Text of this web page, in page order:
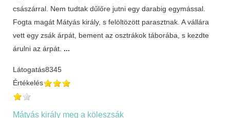
császárral. Nem tudtak dűlőre jutni egy darabig egymással.
Fogta magát Mátyás király, s felöltözött parasztnak. A vállára
vett egy zsák árpát, bement az osztrákok táborába, s kezdte
árulni az árpát. ...
Látogatás8345
Értékelés
Mátyás király meg a köleszsák